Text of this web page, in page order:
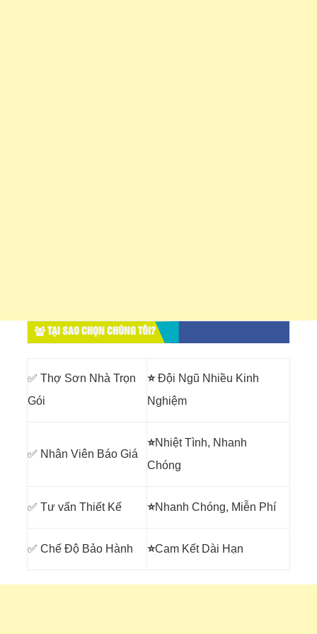
TẠI SAO CHỌN CHÚNG TÔI?
✅ Thợ Sơn Nhà Trọn
Gói
⭐Đội Ngũ Nhiều Kinh
Nghiệm
✅ Nhân Viên Báo Giá
⭐Nhiệt Tình, Nhanh
Chóng
✅ Tư vấn Thiết Kế ⭐Nhanh Chóng, Miễn Phí
✅ Chế Độ Bảo Hành ⭐Cam Kết Dài Hạn